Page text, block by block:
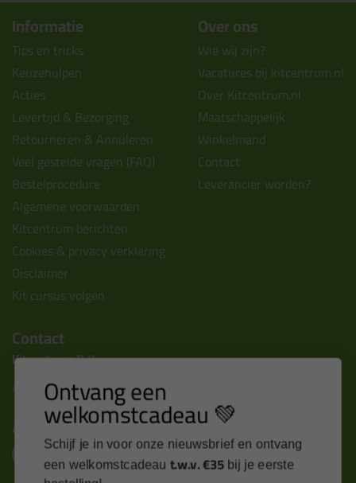
Informatie
Tips en tricks
Keuzehulpen
Acties
Levertijd & Bezorging
Retourneren & Annuleren
Veel gestelde vragen (FAQ)
Bestelprocedure
Algemene voorwaarden
Kitcentrum berichten
Cookies & privacy verklaring
Disclaimer
Kit cursus volgen
Over ons
Wie wij zijn?
Vacatures bij kitcentrum.nl
Over Kitcentrum.nl
Maatschappelijk
Winkelmand
Contact
Leverancier worden?
Contact
Kitcentrum B.V.
Alle contactgegevens >
Altijd op de hoogte blijven?
Ontvang een
welkomstcadeau 💚
Schijf je in voor onze nieuwsbrief en ontvang
een welkomstcadeau t.w.v. €35 bij je eerste